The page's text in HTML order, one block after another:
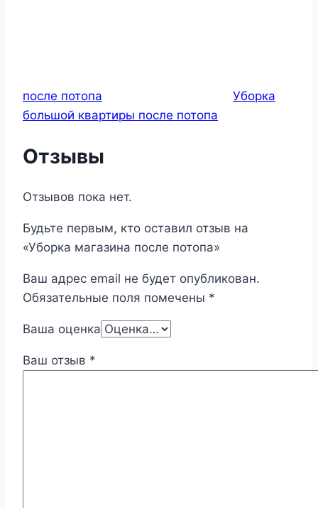
после потопа
Уборка
большой квартиры после потопа
Отзывы
Отзывов пока нет.
Будьте первым, кто оставил отзыв на
«Уборка магазина после потопа»
Ваш адрес email не будет опубликован.
Обязательные поля помечены *
Ваша оценка
Ваш отзыв *